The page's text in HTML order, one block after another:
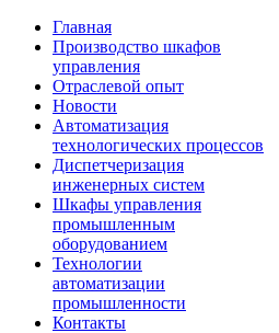
Главная
Производство шкафов
управления
Отраслевой опыт
Новости
Автоматизация
технологических процессов
Диспетчеризация
инженерных систем
Шкафы управления
промышленным
оборудованием
Технологии
автоматизации
промышленности
Контакты